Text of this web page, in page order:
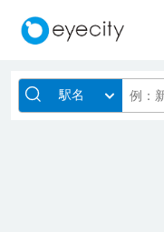
駅名